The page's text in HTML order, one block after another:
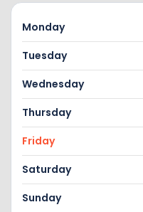
Monday
Tuesday
Wednesday
Thursday
Friday
Saturday
Sunday